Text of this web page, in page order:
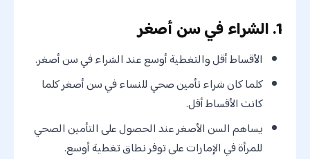
1. الشراء في سن أصغر
الأقساط أقل والتغطية أوسع عند الشراء في سن أصغر.
كلما كان شراء تأمين صحي للنساء في سن أصغر كلما
كانت الأقساط أقل.
يساهم السن الأصغر عند الحصول على التأمين الصحي
للمرأة في الإمارات على توفر نطاق تغطية أوسع.